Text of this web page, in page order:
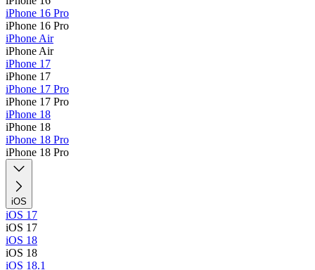
iPhone 16 Pro
iPhone 16 Pro
iPhone Air
iPhone Air
iPhone 17
iPhone 17
iPhone 17 Pro
iPhone 17 Pro
iPhone 18
iPhone 18
iPhone 18 Pro
iPhone 18 Pro
iOS
iOS 17
iOS 17
iOS 18
iOS 18
iOS 18.1